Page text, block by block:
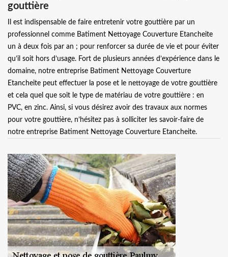
gouttière
Il est indispensable de faire entretenir votre gouttière par un
professionnel comme Batiment Nettoyage Couverture Etancheite
un à deux fois par an ; pour renforcer sa durée de vie et pour éviter
qu’il soit hors d’usage. Fort de plusieurs années d’expérience dans le
domaine, notre entreprise Batiment Nettoyage Couverture
Etancheite peut effectuer la pose et le nettoyage de votre gouttière
et cela quel que soit le type de matériau de votre gouttière : en
PVC, en zinc. Ainsi, si vous désirez avoir des travaux aux normes
pour votre gouttière, n’hésitez pas à solliciter les savoir-faire de
notre entreprise Batiment Nettoyage Couverture Etancheite.